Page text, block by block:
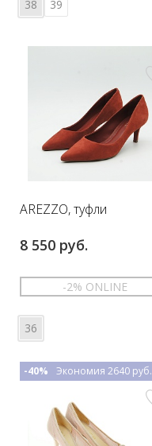
38 39
AREZZO, туфли
8 550 руб.
-2% ONLINE
36
-40% Экономия 2640 руб.